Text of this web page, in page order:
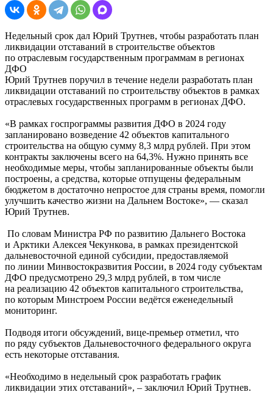
Недельный срок дал Юрий Трутнев, чтобы разработать план
ликвидации отставаний в строительстве объектов
по отраслевым государственным программам в регионах
ДФО
Юрий Трутнев поручил в течение недели разработать план
ликвидации отставаний по строительству объектов в рамках
отраслевых государственных программ в регионах ДФО.
«В рамках госпрограммы развития ДФО в 2024 году
запланировано возведение 42 объектов капитального
строительства на общую сумму 8,3 млрд рублей. При этом
контракты заключены всего на 64,3%. Нужно принять все
необходимые меры, чтобы запланированные объекты были
построены, а средства, которые отпущены федеральным
бюджетом в достаточно непростое для страны время, помогли
улучшить качество жизни на Дальнем Востоке», — сказал
Юрий Трутнев.
По словам Министра РФ по развитию Дальнего Востока
и Арктики Алексея Чекункова, в рамках президентской
дальневосточной единой субсидии, предоставляемой
по линии Минвостокразвития России, в 2024 году субъектам
ДФО предусмотрено 29,3 млрд рублей, в том числе
на реализацию 42 объектов капитального строительства,
по которым Минстроем России ведётся еженедельный
мониторинг.
Подводя итоги обсуждений, вице-премьер отметил, что
по ряду субъектов Дальневосточного федерального округа
есть некоторые отставания.
«Необходимо в недельный срок разработать график
ликвидации этих отставаний», – заключил Юрий Трутнев.